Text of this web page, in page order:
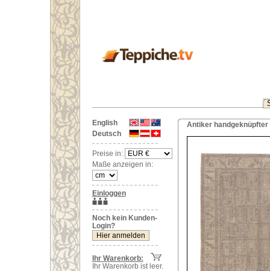
English
Deutsch
Preise in:
Maße anzeigen in:
Einloggen
Noch kein Kunden-
Login?
Ihr Warenkorb:
Ihr Warenkorb ist leer.
Antiker handgeknüpfter